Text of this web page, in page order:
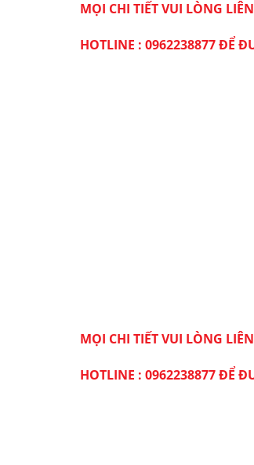
MỌI CHI TIẾT VUI LÒNG
HOTLINE : 0962238877 ĐỂ
MỌI CHI TIẾT VUI LÒNG
HOTLINE : 0962238877 ĐỂ